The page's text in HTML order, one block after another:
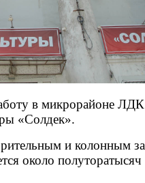
в микрорайоне
«Солдек».
и колонным
около полуторатысяч